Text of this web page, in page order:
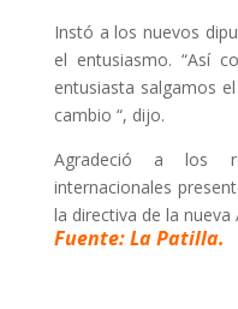
Instó a los nuevos
el entusiasmo. “Así
entusiasta salgamos
cambio “, dijo.
Agradeció a los
internacionales
la directiva de la nueva
Fuente: La Patilla.